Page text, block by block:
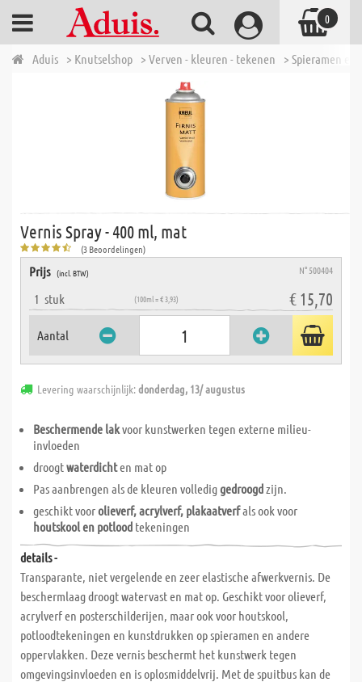
Aduis > Knutselshop > Verven - kleuren - tekenen > Spieramen en
Vernis Spray - 400 ml, mat
(3 Beoordelingen)
Prijs (incl. BTW) N° 500404
1 stuk (100ml = € 3,93) € 15,70
Aantal
Levering waarschijnlijk:donderdag, 13/ augustus
Beschermende lakvoor kunstwerken tegen externe milieu-
invloeden
droogtwaterdichten mat op
Pas aanbrengen als de kleuren vollediggedroogdzijn.
geschikt voorolieverf, acrylverf, plakaatverfals ook voor
houtskool en potlood tekeningen
details -
Transparante, niet vergelende en zeer elastische afwerkvernis. De
beschermlaag droogt watervast en mat op. Geschikt voor olieverf,
acrylverf en posterschilderijen, maar ook voor houtskool,
potloodtekeningen en kunstdrukken op spieramen en andere
oppervlakken. Deze vernis beschermt het kunstwerk tegen
omgevingsinvloeden en is oplosmiddelvrij. Met de spuitbus kan de
0